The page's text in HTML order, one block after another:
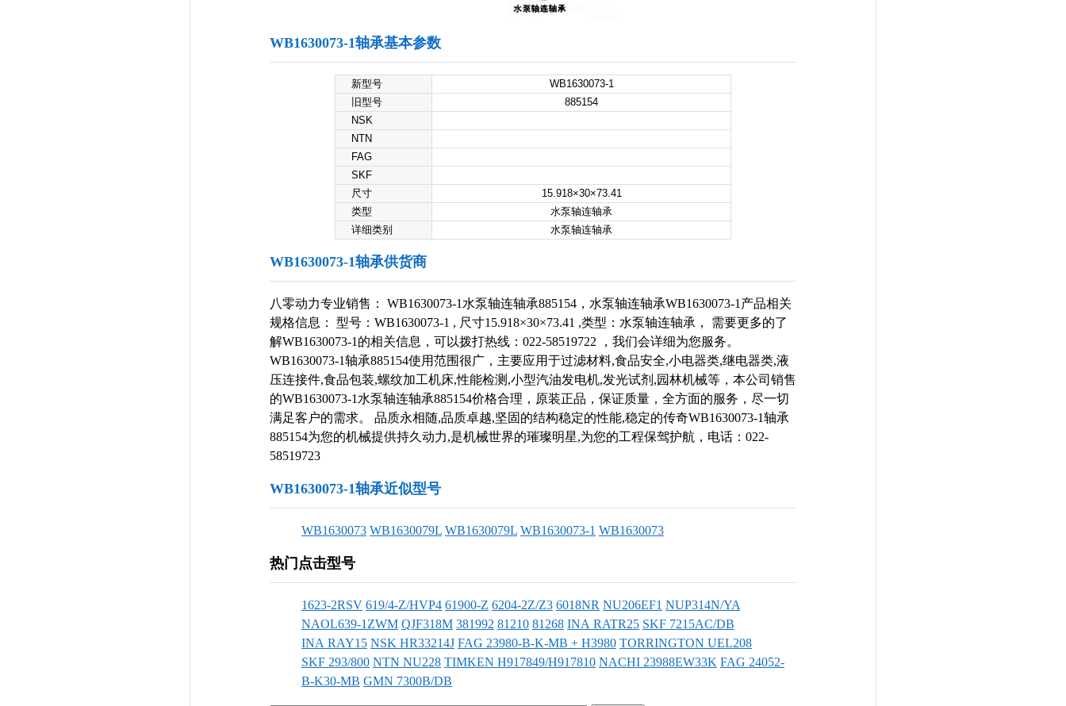
WB1630073-1轴承基本参数
新型号
WB1630073-1
旧型号
885154
NSK
NTN
FAG
SKF
尺寸
15.918×30×73.41
类型
水泵轴连轴承
详细类别
水泵轴连轴承
WB1630073-1轴承供货商
八零动力专业销售： WB1630073-1水泵轴连轴承885154，水泵轴连轴承WB1630073-1产品相关
规格信息： 型号：WB1630073-1 , 尺寸15.918×30×73.41 ,类型：水泵轴连轴承， 需要更多的了
解WB1630073-1的相关信息，可以拨打热线：022-58519722 ，我们会详细为您服务。
WB1630073-1轴承885154使用范围很广，主要应用于过滤材料,食品安全,小电器类,继电器类,液
压连接件,食品包装,螺纹加工机床,性能检测,小型汽油发电机,发光试剂,园林机械等，本公司销售
的WB1630073-1水泵轴连轴承885154价格合理，原装正品，保证质量，全方面的服务，尽一切
满足客户的需求。 品质永相随,品质卓越,坚固的结构稳定的性能,稳定的传奇WB1630073-1轴承
885154为您的机械提供持久动力,是机械世界的璀璨明星,为您的工程保驾护航，电话：022-
58519723
WB1630073-1轴承近似型号
WB1630073 WB1630079L WB1630079L WB1630073-1 WB1630073
热门点击型号
1623-2RSV 619/4-Z/HVP4 61900-Z 6204-2Z/Z3 6018NR NU206EF1 NUP314N/YA
NAOL639-1ZWM QJF318M 381992 81210 81268 INA RATR25 SKF 7215AC/DB
INA RAY15 NSK HR33214J FAG 23980-B-K-MB + H3980 TORRINGTON UEL208
SKF 293/800 NTN NU228 TIMKEN H917849/H917810 NACHI 23988EW33K FAG 24052-
B-K30-MB GMN 7300B/DB